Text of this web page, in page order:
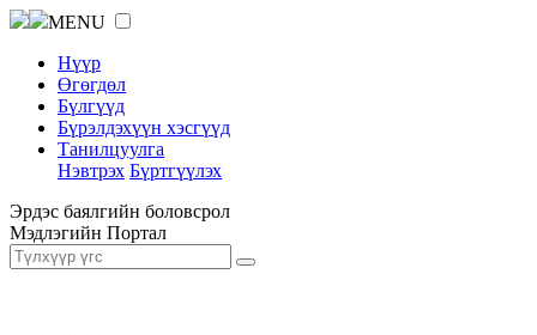
MENU
Нүүр
Өгөгдөл
Бүлгүүд
Бүрэлдэхүүн хэсгүүд
Танилцуулга
Нэвтрэх Бүртгүүлэх
Эрдэс баялгийн боловсрол
Мэдлэгийн Портал